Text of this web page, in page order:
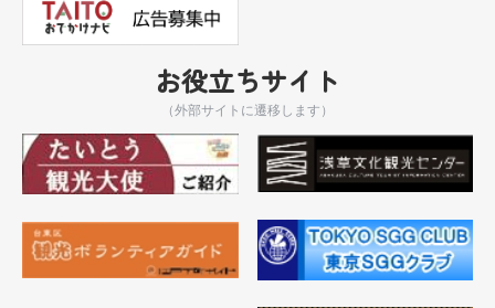
お役立ちサイト
（外部サイトに遷移します）